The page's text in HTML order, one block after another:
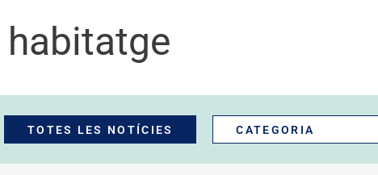
habitatge
TOTES LES NOTÍCIES CATEGORIA